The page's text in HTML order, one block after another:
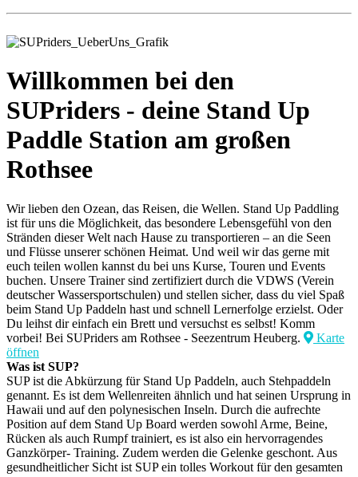
Willkommen bei den
SUPriders - deine Stand Up
Paddle Station am großen
Rothsee
Wir lieben den Ozean, das Reisen, die Wellen. Stand Up Paddling
ist für uns die Möglichkeit, das besondere Lebensgefühl von den
Stränden dieser Welt nach Hause zu transportieren – an die Seen
und Flüsse unserer schönen Heimat. Und weil wir das gerne mit
euch teilen wollen kannst du bei uns Kurse, Touren und Events
buchen. Unsere Trainer sind zertifiziert durch die VDWS (Verein
deutscher Wassersportschulen) und stellen sicher, dass du viel Spaß
beim Stand Up Paddeln hast und schnell Lernerfolge erzielst. Oder
Du leihst dir einfach ein Brett und versuchst es selbst! Komm
vorbei! Bei SUPriders am Rothsee - Seezentrum Heuberg.
Karte
öffnen
Was ist SUP?
SUP ist die Abkürzung für Stand Up Paddeln, auch Stehpaddeln
genannt. Es ist dem Wellenreiten ähnlich und hat seinen Ursprung in
Hawaii und auf den polynesischen Inseln. Durch die aufrechte
Position auf dem Stand Up Board werden sowohl Arme, Beine,
Rücken als auch Rumpf trainiert, es ist also ein hervorragendes
Ganzkörper- Training. Zudem werden die Gelenke geschont. Aus
gesundheitlicher Sicht ist SUP ein tolles Workout für den gesamten